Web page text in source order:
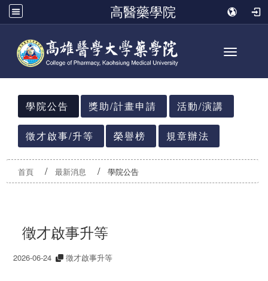
高醫藥學院
Toggle
:::
學院公告
獎助/計畫申請 活動/演講
徵才啟事/升等 榮譽榜 規章辦法
首頁 最新消息 學院公告
徵才啟事升等
2026-06-24 徵才啟事升等